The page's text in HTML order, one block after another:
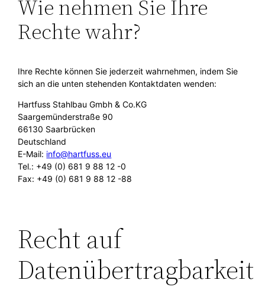
Wie nehmen Sie Ihre
Rechte wahr?
Ihre Rechte können Sie jederzeit wahrnehmen, indem Sie
sich an die unten stehenden Kontaktdaten wenden:
Hartfuss Stahlbau Gmbh & Co.KG
Saargemünderstraße 90
66130 Saarbrücken
Deutschland
E-Mail: info@hartfuss.eu
Tel.: +49 (0) 681 9 88 12 -0
Fax: +49 (0) 681 9 88 12 -88
Recht auf
Datenübertragbarkeit